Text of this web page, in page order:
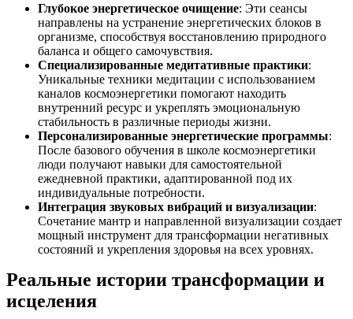
Глубокое энергетическое очищение: Эти сеансы
направлены на устранение энергетических блоков в
организме, способствуя восстановлению природного
баланса и общего самочувствия.
Специализированные медитативные практики:
Уникальные техники медитации с использованием
каналов космоэнергетики помогают находить
внутренний ресурс и укреплять эмоциональную
стабильность в различные периоды жизни.
Персонализированные энергетические программы:
После базового обучения в школе космоэнергетики
люди получают навыки для самостоятельной
ежедневной практики, адаптированной под их
индивидуальные потребности.
Интеграция звуковых вибраций и визуализации:
Сочетание мантр и направленной визуализации создает
мощный инструмент для трансформации негативных
состояний и укрепления здоровья на всех уровнях.
Реальные истории трансформации и
исцеления